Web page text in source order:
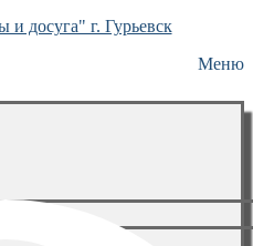
досуга" г. Гурьевск
Меню